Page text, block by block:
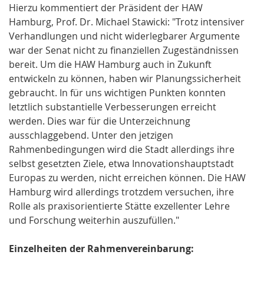
Hierzu kommentiert der Präsident der HAW
Hamburg, Prof. Dr. Michael Stawicki: "Trotz intensiver
Verhandlungen und nicht widerlegbarer Argumente
war der Senat nicht zu finanziellen Zugeständnissen
bereit. Um die HAW Hamburg auch in Zukunft
entwickeln zu können, haben wir Planungssicherheit
gebraucht. In für uns wichtigen Punkten konnten
letztlich substantielle Verbesserungen erreicht
werden. Dies war für die Unterzeichnung
ausschlaggebend. Unter den jetzigen
Rahmenbedingungen wird die Stadt allerdings ihre
selbst gesetzten Ziele, etwa Innovationshauptstadt
Europas zu werden, nicht erreichen können. Die HAW
Hamburg wird allerdings trotzdem versuchen, ihre
Rolle als praxisorientierte Stätte exzellenter Lehre
und Forschung weiterhin auszufüllen."
Einzelheiten der Rahmenvereinbarung: